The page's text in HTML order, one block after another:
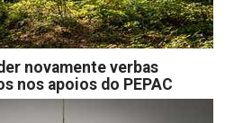
novamente verbas
nos apoios do PEPAC